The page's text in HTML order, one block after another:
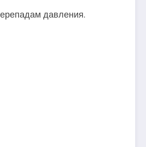
давления.